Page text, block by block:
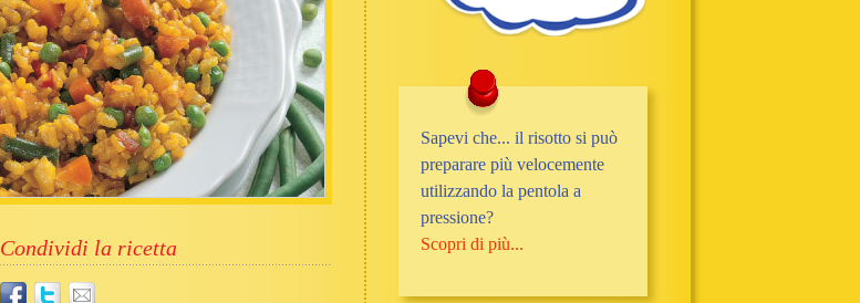
Condividi la ricetta
Sapevi che... il risotto si può
preparare più velocemente
utilizzando la pentola a
pressione?
Scopri di più...